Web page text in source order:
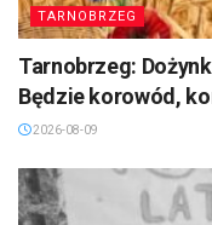
TARNOBRZEG
Tarnobrzeg:
Będzie korowód,
2026-08-09